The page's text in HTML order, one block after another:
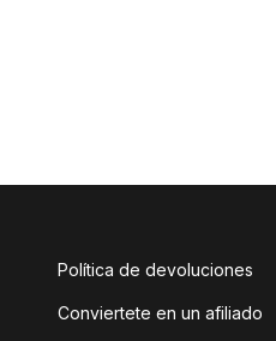
Política de devoluciones
Conviertete en un afiliado